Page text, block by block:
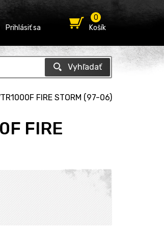
Prihlásiť sa
0
Košík
FIRE STORM (97-06)
FIRE